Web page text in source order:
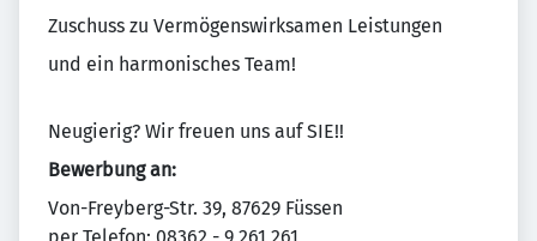
Zuschuss zu Vermögenswirksamen Leistungen
und ein harmonisches Team!
Neugierig? Wir freuen uns auf SIE!!
Bewerbung an:
Von-Freyberg-Str. 39, 87629 Füssen